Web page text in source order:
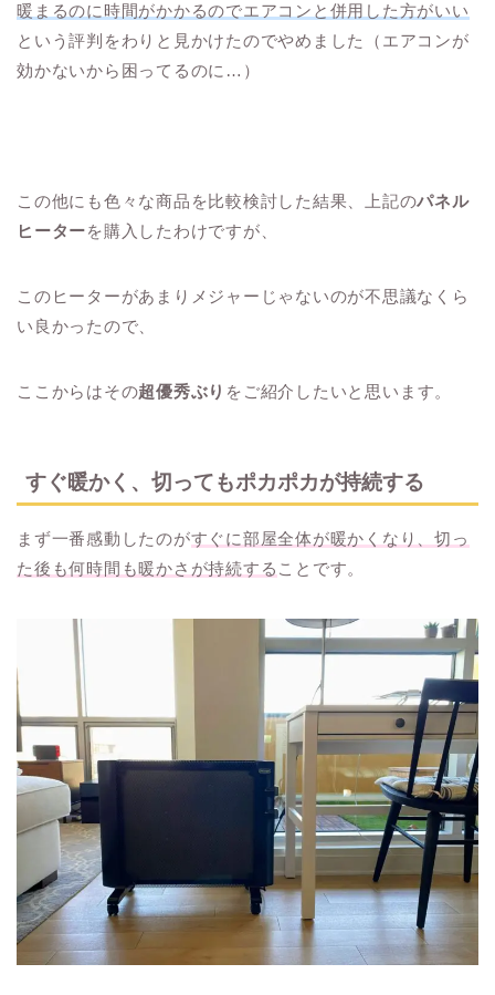
暖まるのに時間がかかるのでエアコンと併用した方がいい
という評判をわりと見かけたのでやめました（エアコンが
効かないから困ってるのに…）
この他にも色々な商品を比較検討した結果、上記のパネル
ヒーターを購入したわけですが、
このヒーターがあまりメジャーじゃないのが不思議なくら
い良かったので、
ここからはその超優秀ぶり をご紹介したいと思います。
すぐ暖かく、切ってもポカポカが持続する
まず一番感動したのがすぐに部屋全体が暖かくなり、切っ
た後も何時間も暖かさが持続する ことです。